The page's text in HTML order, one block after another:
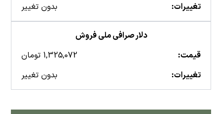
تغییرات:
بدون تغییر
دلار صرافی ملی فروش
قیمت:
1,325,072 تومان
تغییرات:
بدون تغییر